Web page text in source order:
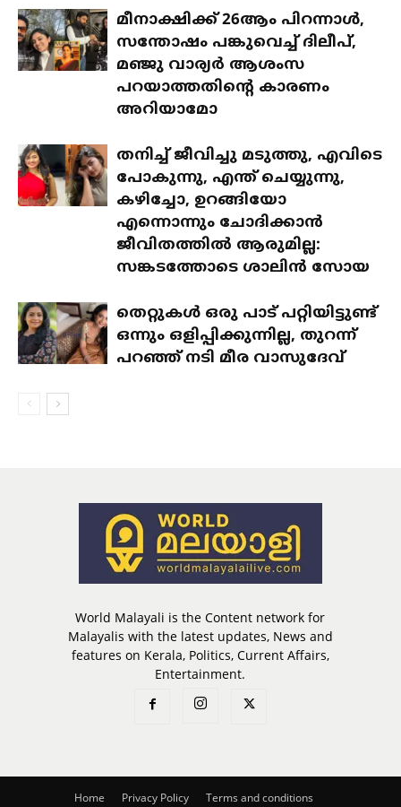
മീനാക്ഷിക്ക് 26ആം പിറന്നാൾ,
സന്തോഷം പങ്കുവെച്ച് ദിലീപ്,
മഞ്ജു വാര്യർ ആശംസ
പറയാത്തതിന്റെ കാരണം
അറിയാമോ
തനിച്ച് ജീവിച്ചു മടുത്തു, എവിടെ
പോകുന്നു, എന്ത് ചെയ്യുന്നു,
കഴിച്ചോ, ഉറങ്ങിയോ
എന്നൊന്നും ചോദിക്കാൻ
ജീവിതത്തിൽ ആരുമില്ല:
സങ്കടത്തോടെ ശാലിൻ സോയ
തെറ്റുകൾ ഒരു പാട് പറ്റിയിട്ടുണ്ട്
ഒന്നും ഒളിപ്പിക്കുന്നില്ല, തുറന്ന്
പറഞ്ഞ് നടി മീര വാസുദേവ്
World Malayali is the Content network for
Malayalis with the latest updates, News and
features on Kerala, Politics, Current Affairs,
Entertainment.
Home Privacy Policy Terms and conditions